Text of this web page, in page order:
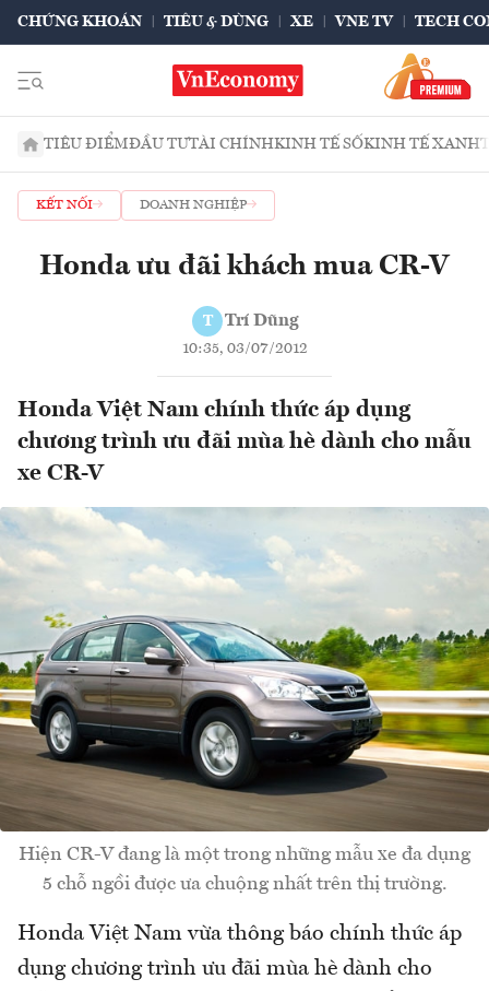
CHỨNG KHOÁN TIÊU & DÙNG XE VNE TV TECH
TIÊU ĐIỂMĐẦU TƯTÀI CHÍNHKINH TẾ SỐKINH TẾ XANH
KẾT NỐI DOANH NGHIỆP
Honda ưu đãi khách mua CR-V
T Trí Dũng
10:35, 03/07/2012
Honda Việt Nam chính thức áp dụng
chương trình ưu đãi mùa hè dành cho mẫu
xe CR-V
Hiện CR-V đang là một trong những mẫu xe đa dụng
5 chỗ ngồi được ưa chuộng nhất trên thị trường.
Honda Việt Nam vừa thông báo chính thức áp
dụng chương trình ưu đãi mùa hè dành cho